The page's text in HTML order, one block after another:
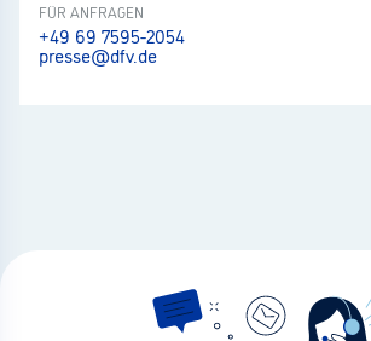
FÜR ANFRAGEN
+49 69 7595-2054
presse@dfv.de